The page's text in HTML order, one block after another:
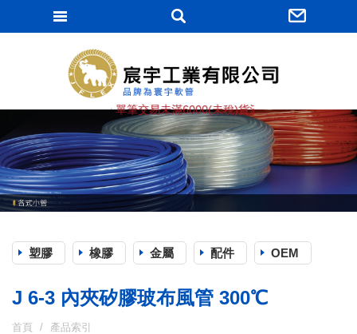
★ 單筆交易未滿6000(未稅)貨滿棧, 運費由買方負擔
塑膠 橡膠 金屬 配件 OEM
J 6-3 內夾矽膠玻布風管 300℃
首頁 產品索引